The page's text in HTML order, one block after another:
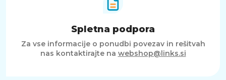
Spletna podpora
Za vse informacije o ponudbi povezav in rešitvah
nas kontaktirajte na webshop@links.si